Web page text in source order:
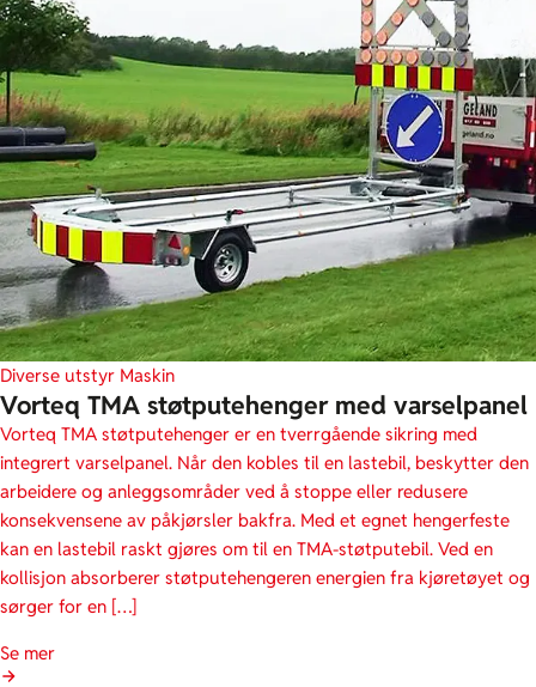
Diverse utstyr Maskin
Vorteq TMA støtputehenger med varselpanel
Vorteq TMA støtputehenger er en tverrgående sikring med
integrert varselpanel. Når den kobles til en lastebil, beskytter den
arbeidere og anleggsområder ved å stoppe eller redusere
konsekvensene av påkjørsler bakfra. Med et egnet hengerfeste
kan en lastebil raskt gjøres om til en TMA-støtputebil. Ved en
kollisjon absorberer støtputehengeren energien fra kjøretøyet og
sørger for en […]
Se mer